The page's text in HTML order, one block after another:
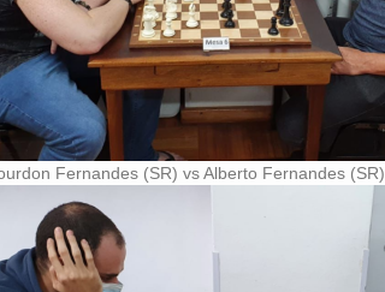
Fernandes (SR) vs Alberto Fernandes (SR)